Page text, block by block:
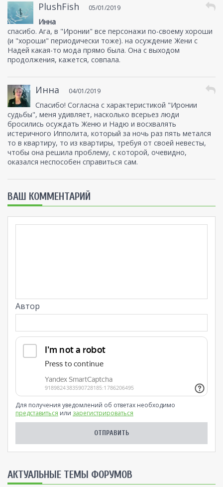
PlushFish 05/01/2019
Инна
спасибо. Ага, в "Иронии" все персонажи по-своему хороши
(и "хороши" периодически тоже). на осуждение Жени с
Надей какая-то мода прямо была. Она с выходом
продолжения, кажется, совпала.
Инна 04/01/2019
Спасибо! Согласна с характеристикой "Иронии
судьбы", меня удивляет, насколько всерьез люди
бросились осуждать Женю и Надю и восхвалять
истеричного Ипполита, который за ночь раз пять метался
то в квартиру, то из квартиры, требуя от своей невесты,
чтобы она решила проблему, с которой, очевидно,
оказался неспособен справиться сам.
ВАШ КОММЕНТАРИЙ
Автор
Для получения уведомлений об ответах необходимо
представиться или зарегистрироваться
AКТУАЛЬНЫЕ ТЕМЫ ФОРУМОВ